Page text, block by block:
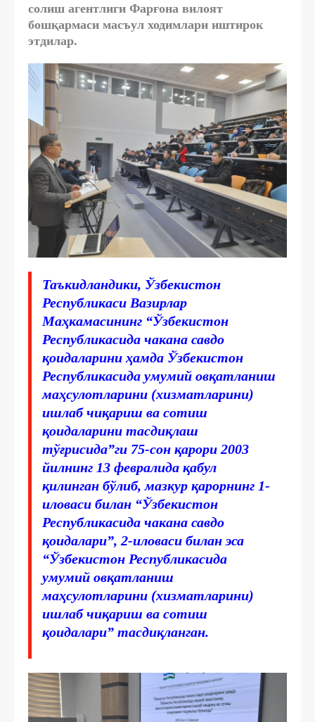
солиш агентлиги Фарғона вилоят
бошқармаси масъул ходимлари иштирок
этдилар.
Таъкидландики, Ўзбекистон
Республикаси Вазирлар
Маҳкамасининг “Ўзбекистон
Республикасида чакана савдо
қоидаларини ҳамда Ўзбекистон
Республикасида умумий овқатланиш
маҳсулотларини (хизматларини)
ишлаб чиқариш ва сотиш
қоидаларини тасдиқлаш
тўғрисида”ги 75-сон қарори 2003
йилнинг 13 февралида қабул
қилинган бўлиб, мазкур қарорнинг 1-
иловаси билан “Ўзбекистон
Республикасида чакана савдо
қоидалари”, 2-иловаси билан эса
“Ўзбекистон Республикасида
умумий овқатланиш
маҳсулотларини (хизматларини)
ишлаб чиқариш ва сотиш
қоидалари” тасдиқланган.